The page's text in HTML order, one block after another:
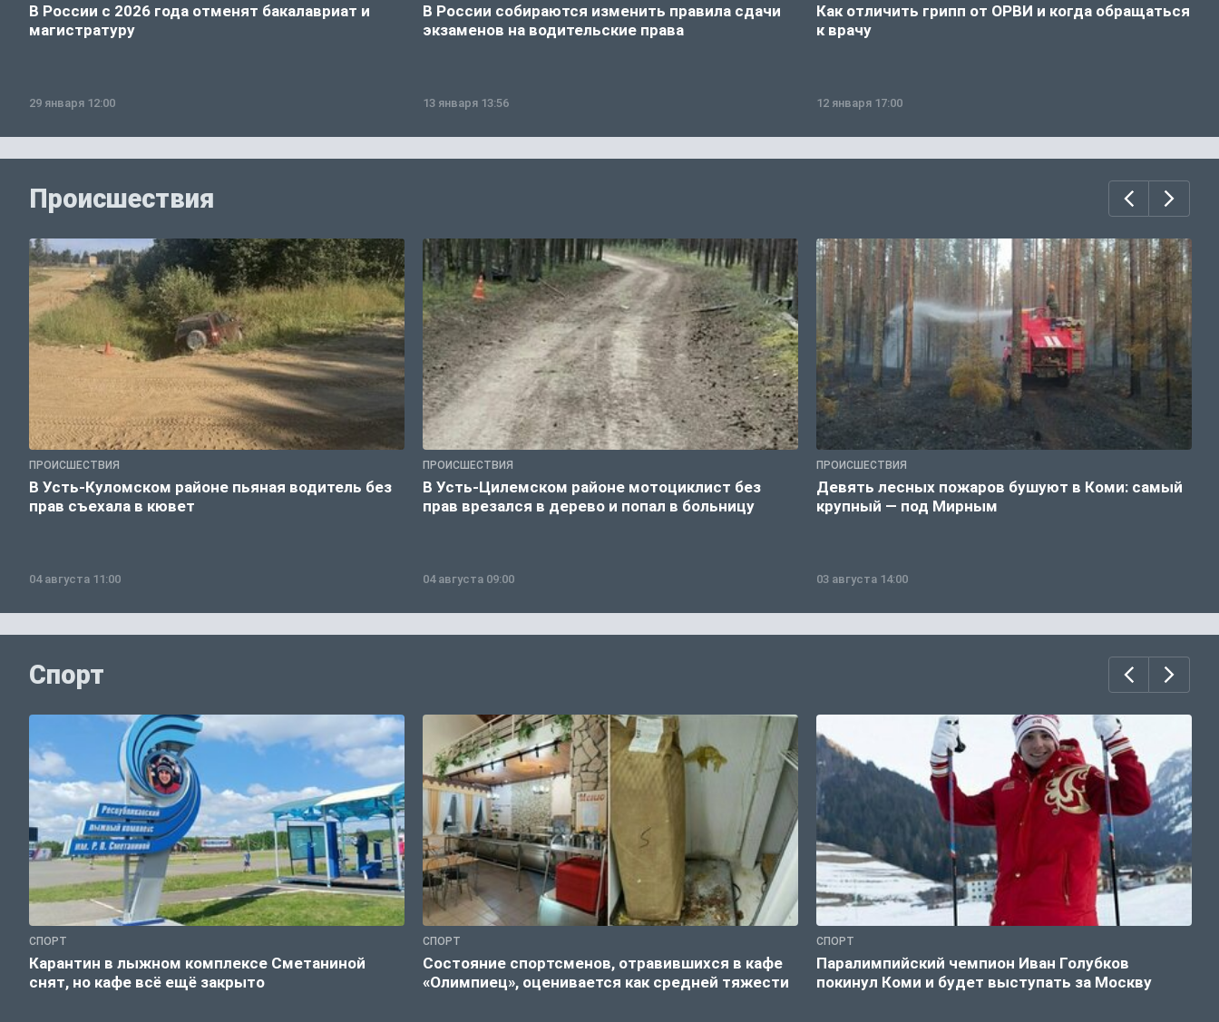
В России с 2026 года отменят бакалавриат и
магистратуру
29 января 12:00
В России собираются изменить правила сдачи
экзаменов на водительские права
13 января 13:56
Как отличить грипп от ОРВИ и когда обращаться
к врачу
12 января 17:00
Происшествия
ПРОИСШЕСТВИЯ
В Усть-Куломском районе пьяная водитель без
прав съехала в кювет
04 августа 11:00
ПРОИСШЕСТВИЯ
В Усть-Цилемском районе мотоциклист без
прав врезался в дерево и попал в больницу
04 августа 09:00
ПРОИСШЕСТВИЯ
Девять лесных пожаров бушуют в Коми: самый
крупный — под Мирным
03 августа 14:00
Спорт
СПОРТ
Карантин в лыжном комплексе Сметаниной
снят, но кафе всё ещё закрыто
СПОРТ
Состояние спортсменов, отравившихся в кафе
«Олимпиец», оценивается как средней тяжести
СПОРТ
Паралимпийский чемпион Иван Голубков
покинул Коми и будет выступать за Москву